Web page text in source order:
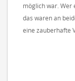
möglich war. Wer
das waren an
eine zauberhafte